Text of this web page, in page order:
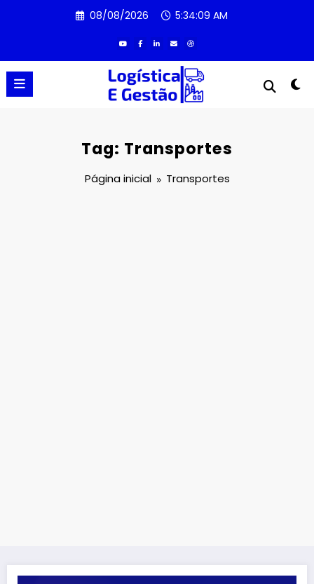
08/08/2026 5:34:10 AM
Tag: Transportes
Página inicial Transportes